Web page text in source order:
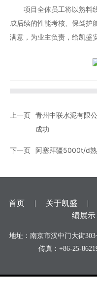
项目全体员工将以熟料线
成后续的性能考核、保驾护
满意，为业主负责，给凯盛
上一页 青州中联水泥有限
成功
下一页 阿塞拜疆5000t/d
首页 | 关于凯盛 |
绩展示
地址：南京市汉中门大街
传真：+86-25-